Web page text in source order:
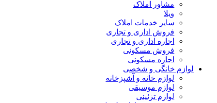
مشاور املاک
ویلا
سایر خدمات املاک
فروش اداری و تجاری
اجاره اداری و تجاری
فروش مسکونی
اجاره مسکونی
لوازم خانگی و شخصی
لوازم خانه و آشپزخانه
لوازم موسیقی
لوازم تزئینی